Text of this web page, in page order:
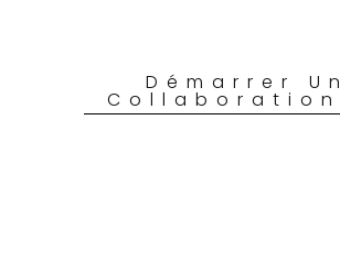
Démarrer Un